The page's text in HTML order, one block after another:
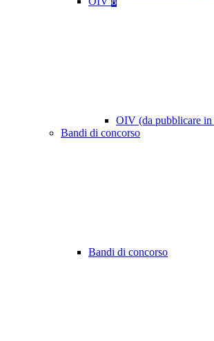
OIV (da pubblicare in
Bandi di concorso
Bandi di concorso